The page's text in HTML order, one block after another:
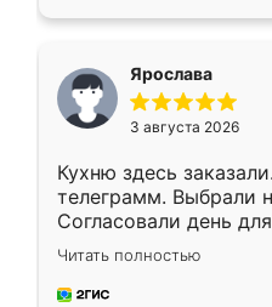
Ярослава
3 августа 2026
Кухню здесь
телеграмм. Выбрали
Согласовали день
недели кухня была
довольны работой.
мебель за
Читать полностью